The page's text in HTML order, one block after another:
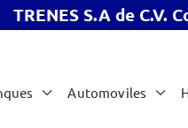
TRENES S.A de C.V.
Automoviles